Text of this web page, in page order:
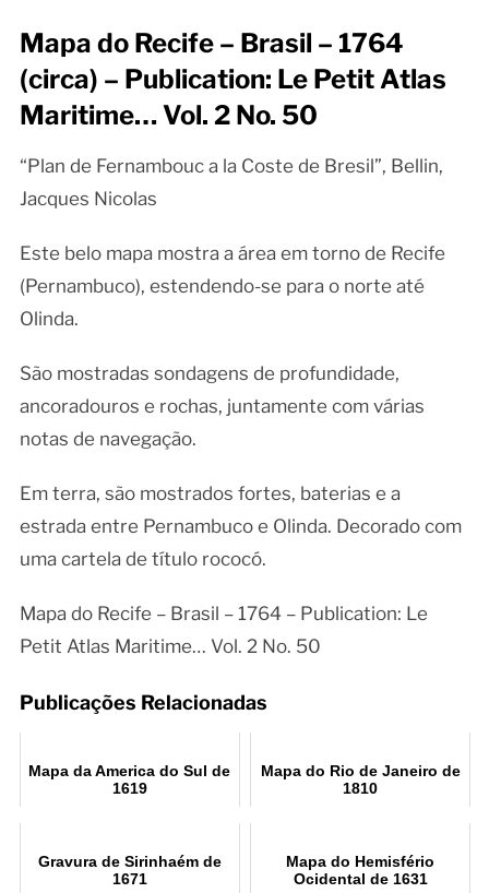
Mapa do Recife – Brasil – 1764
(circa) – Publication: Le Petit Atlas
Maritime… Vol. 2 No. 50
“Plan de Fernambouc a la Coste de Bresil”, Bellin,
Jacques Nicolas
Este belo mapa mostra a área em torno de Recife
(Pernambuco), estendendo-se para o norte até
Olinda.
São mostradas sondagens de profundidade,
ancoradouros e rochas, juntamente com várias
notas de navegação.
Em terra, são mostrados fortes, baterias e a
estrada entre Pernambuco e Olinda. Decorado com
uma cartela de título rococó.
Mapa do Recife – Brasil – 1764 – Publication: Le
Petit Atlas Maritime… Vol. 2 No. 50
Publicações Relacionadas
Mapa da America do Sul de
1619
Mapa do Rio de Janeiro de
1810
Gravura de Sirinhaém de
1671
Mapa do Hemisfério
Ocidental de 1631